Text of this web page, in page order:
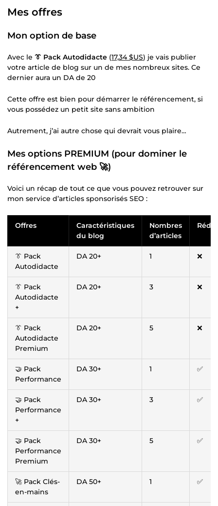
Mes offres
Mon option de base
Avec le 👔 Pack Autodidacte (17,34 $US) je vais publier
votre article de blog sur un de mes nombreux sites. Ce
dernier aura un DA de 20
Cette offre est bien pour démarrer le référencement, si
vous possédez un petit site sans ambition
Autrement, j’ai autre chose qui devrait vous plaire…
Mes options PREMIUM (pour dominer le
référencement web 🚀)
Voici un récap de tout ce que vous pouvez retrouver sur
mon service d’articles sponsorisés SEO :
Offres
Caractéristiques
du blog
Nombres
d’articles
👔 Pack
Autodidacte
DA 20+ 1 ❌
👔 Pack
Autodidacte
+
DA 20+ 3 ❌
👔 Pack
Autodidacte
Premium
DA 20+ 5 ❌
🤝 Pack
Performance
DA 30+ 1 ✅
🤝 Pack
Performance
+
DA 30+ 3 ✅
🤝 Pack
Performance
Premium
DA 30+ 5 ✅
🚀 Pack Clés-
en-mains
DA 50+ 1 ✅